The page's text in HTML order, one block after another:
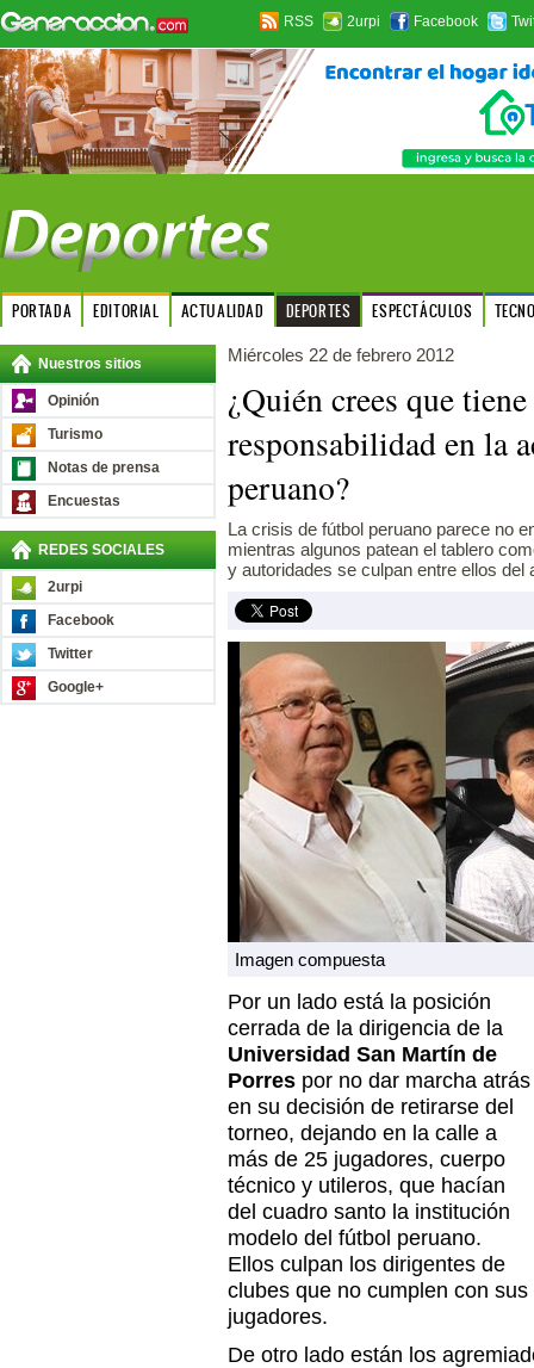
RSS 2urpi Facebook
PORTADA EDITORIAL ACTUALIDAD DEPORTES ESPECTÁCULOS
Nuestros sitios
Opinión
Turismo
Notas de prensa
Encuestas
REDES SOCIALES
2urpi
Facebook
Twitter
Google+
Miércoles 22 de febrero 2012
¿Quién crees que
responsabilidad en la
peruano?
La crisis de fútbol peruano parece no
mientras algunos patean el tablero
y autoridades se culpan entre ellos del
Imagen compuesta
Por un lado está la posición
cerrada de la dirigencia de la
Universidad San Martín de
Porres por no dar marcha atrás
en su decisión de retirarse del
torneo, dejando en la calle a
más de 25 jugadores, cuerpo
técnico y utileros, que hacían
del cuadro santo la institución
modelo del fútbol peruano.
Ellos culpan los dirigentes de
clubes que no cumplen con sus
jugadores.
De otro lado están los